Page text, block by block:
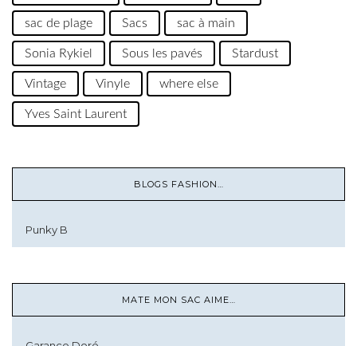
sac de plage Sacs sac à main
Sonia Rykiel Sous les pavés Stardust
Vintage Vinyle where else
Yves Saint Laurent
BLOGS FASHION…
Punky B
MATE MON SAC AIME…